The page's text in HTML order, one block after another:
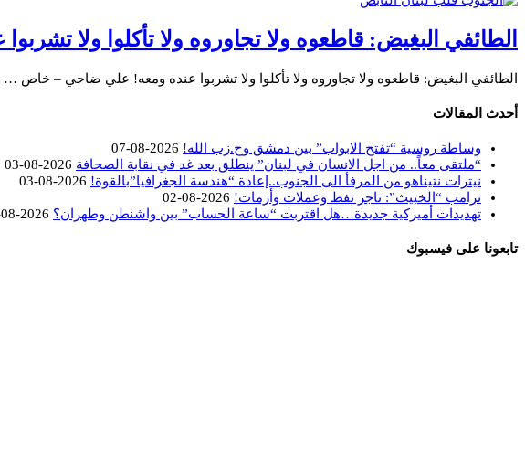
الطائفي البغيض: قاطعوه ولا تجاوروه ولا تأكلوا ولا
الطائفي البغيض: قاطعوه ولا تجاوروه ولا تأكلوا ولا تشربوا عنده ومعه! علي ضاحي – خاص …
أحدث المقالات
وساطة روسية “تفتح الابواب” بين دمشق وح.زب الله! 2026-08-07
“ملتقى معاً.. من اجل الانسان في لبنان” ينطلق بعد غد في نقابة الصحافة 2026-08-03
نيترات نتيناهو من المرفأ الى الجنوب..إعادة “هندسة الجغرافيا”بالقوة! 2026-08-03
ترامب “الخبيث”: تاجر نفط وعملات وأزمات! 2026-08-02
تهديدات أميركية جديدة…هل اقتربت “ساعة الحساب” بين واشنطن وطهران؟ 2026-08-01
تابعونا على فيسبوك